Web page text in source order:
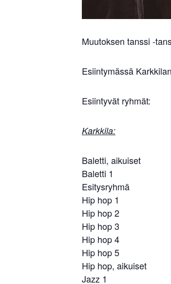
Muutoksen tanssi -
Esiintymässä
Esiintyvät ryhmät:
Karkkila:
Baletti, aikuiset
Baletti 1
Esitysryhmä
Hip hop 1
Hip hop 2
Hip hop 3
Hip hop 4
Hip hop 5
Hip hop, aikuiset
Jazz 1